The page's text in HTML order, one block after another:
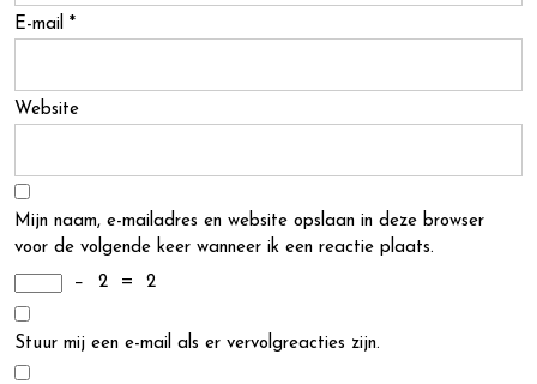
E-mail *
Website
Mijn naam, e-mailadres en website opslaan in deze browser
voor de volgende keer wanneer ik een reactie plaats.
−
2 = 2
Stuur mij een e-mail als er vervolgreacties zijn.